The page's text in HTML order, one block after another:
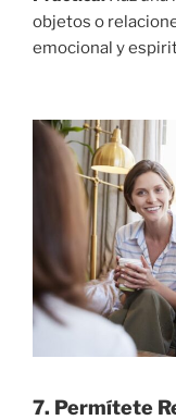
objetos o
emocional y
7. Permítete